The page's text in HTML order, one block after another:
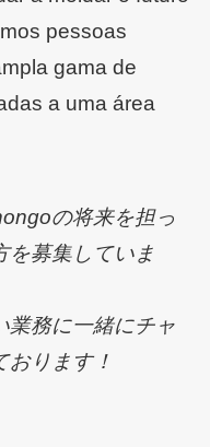
pessoas
gama de
a uma área
の将来を担っ
を募集していま
業務に一緒にチャ
おります！